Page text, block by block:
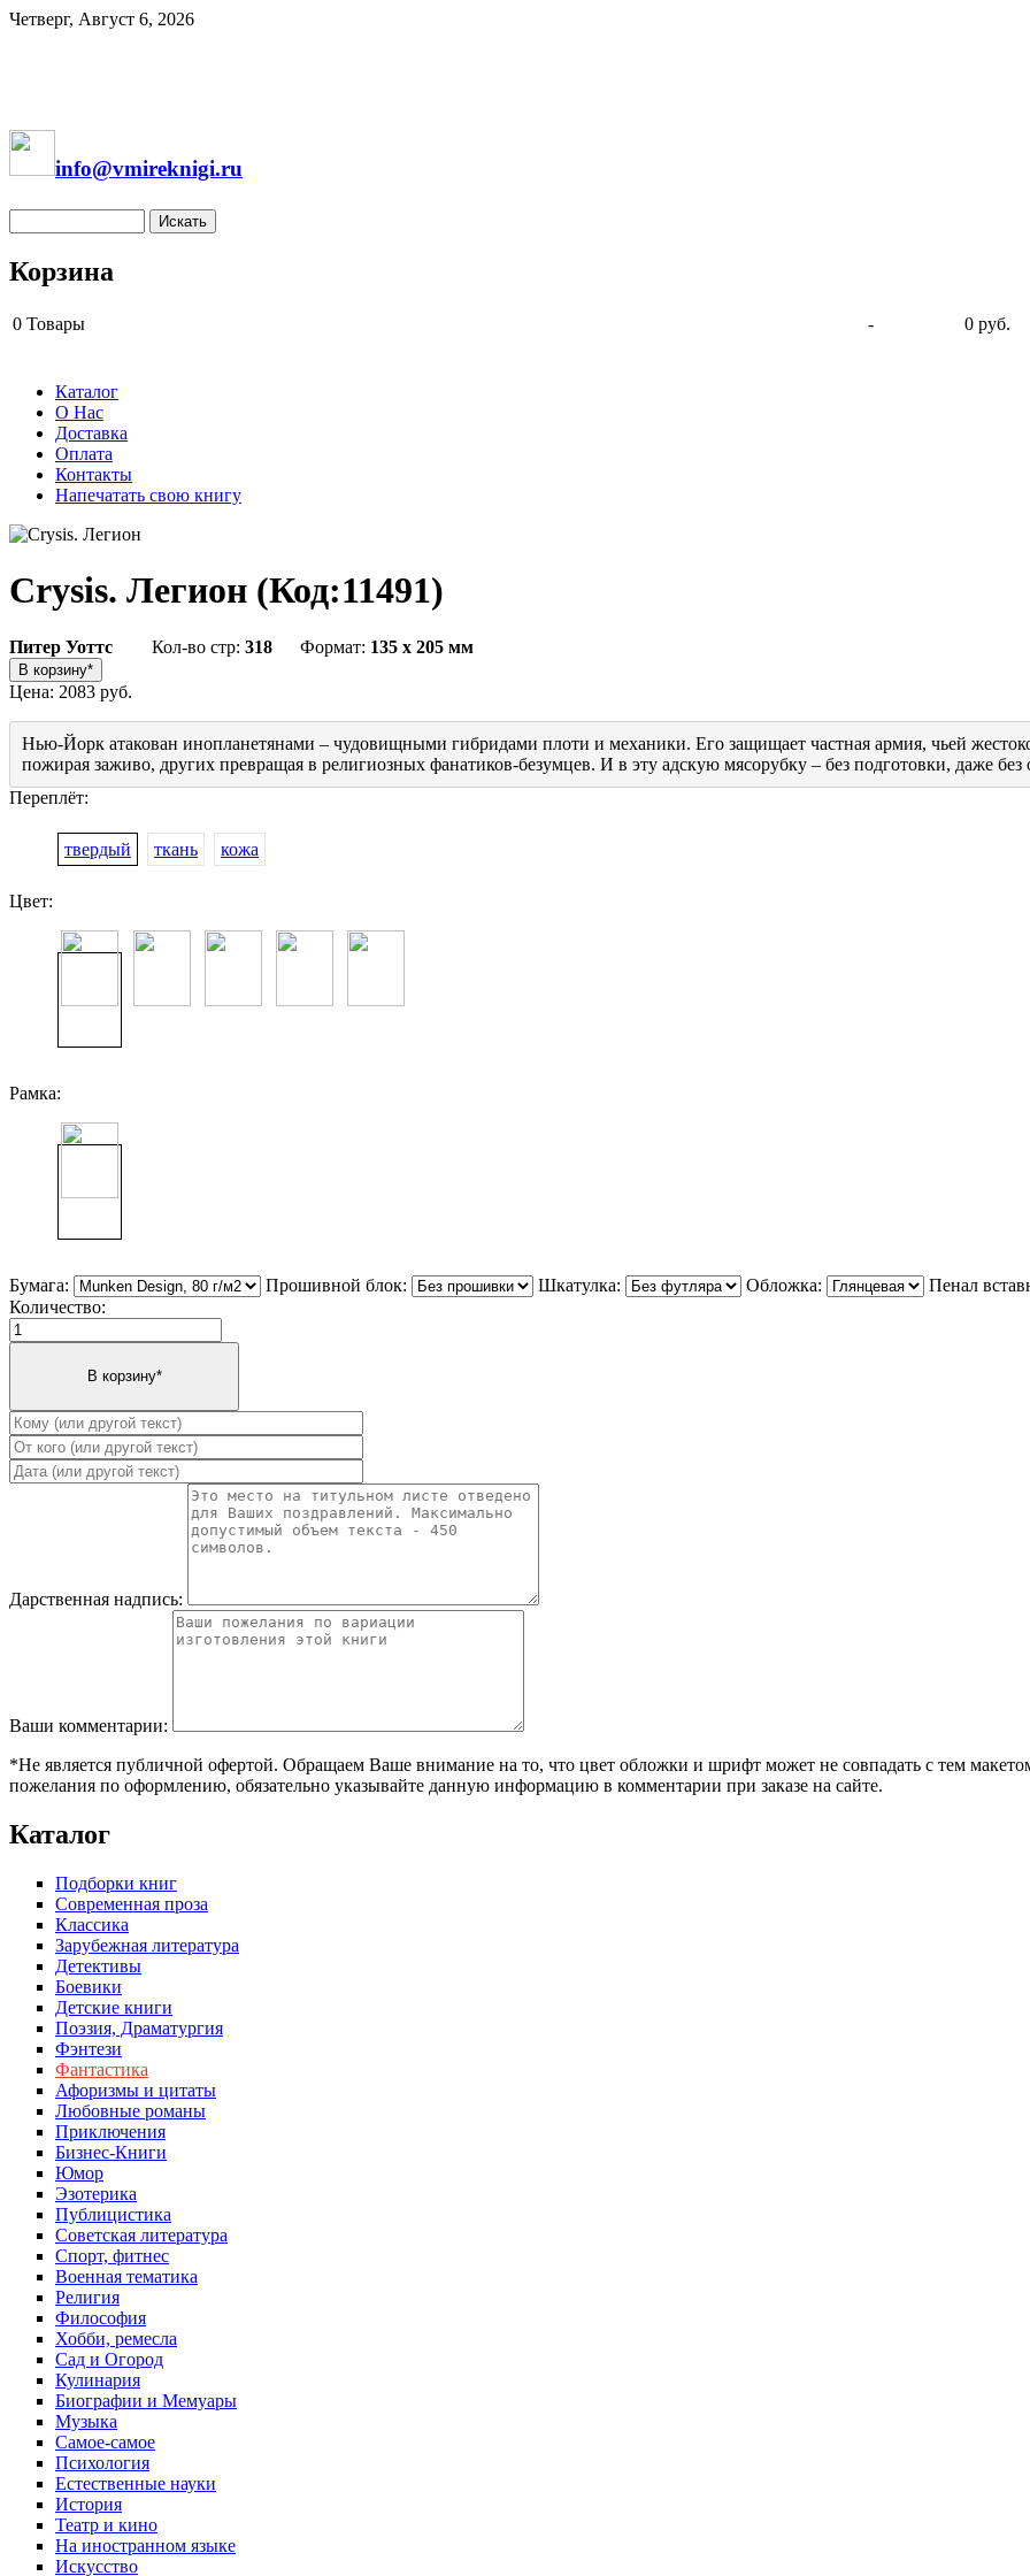
Четверг, Август 6, 2026
info@vmireknigi.ru
Корзина
0 Товары - 0 руб.
Каталог
О Нас
Доставка
Оплата
Контакты
Напечатать свою книгу
Crysis. Легион (Код:11491)
Питер Уоттс Кол-во стр: 318 Формат: 135 x 205 мм
Цена: 2083 руб.
Нью-Йорк атакован инопланетянами – чудовищными гибридами плоти и механики. Его защищает частная армия, чьей
пожирая заживо, других превращая в религиозных фанатиков-безумцев. И в эту адскую мясорубку – без подготовки, даже без
Переплёт:
твердый ткань кожа
Цвет:
Рамка:
Бумага: Прошивной блок: Шкатулка: Обложка:
Пенал
Количество:
Дарственная надпись:
Ваши комментарии:
*Не является публичной офертой. Обращаем Ваше внимание на то, что цвет обложки и шрифт может не совпадать с тем
пожелания по оформлению, обязательно указывайте данную информацию в комментарии при заказе на сайте.
Каталог
Подборки книг
Современная проза
Классика
Зарубежная литература
Детективы
Боевики
Детские книги
Поэзия, Драматургия
Фэнтези
Фантастика
Афоризмы и цитаты
Любовные романы
Приключения
Бизнес-Книги
Юмор
Эзотерика
Публицистика
Советская литература
Спорт, фитнес
Военная тематика
Религия
Философия
Хобби, ремесла
Сад и Огород
Кулинария
Биографии и Мемуары
Музыка
Самое-самое
Психология
Естественные науки
История
Театр и кино
На иностранном языке
Искусство